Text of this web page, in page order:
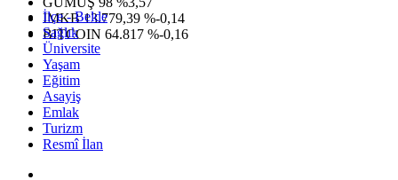
IMKB13.779,39 %-0,14
BITCOIN 64.817 %-0,16
İlçe - Belde
Sağlık
Üniversite
Yaşam
Eğitim
Asayiş
Emlak
Turizm
Resmî İlan